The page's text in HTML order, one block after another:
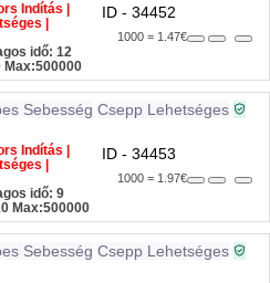
Indítás |
|
idő: 12
Max:500000
ID - 34452
1000 = 1.47€
Sebesség Csepp Lehetséges
Indítás |
|
idő: 9
Max:500000
ID - 34453
1000 = 1.97€
Sebesség Csepp Lehetséges